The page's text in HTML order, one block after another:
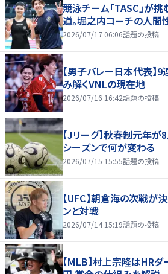
競泳チーム「TASC」が
道。堀之内コーチの人
2026/07/17 06:06話題の投稿
【男子バレー日本代表】
み解くVNLの現在地
2026/07/16 16:42話題の投稿
【Jリーグ】秋春制元年
シーズンで何が変わる
2026/07/15 15:55話題の投稿
【UFC】朝倉海の次戦
ンと対戦
2026/07/14 15:19話題の投稿
【MLB】村上宗隆はHR